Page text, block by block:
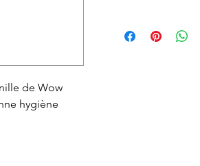
de Wow
hygiène
Le ramassage en
ne vous convient